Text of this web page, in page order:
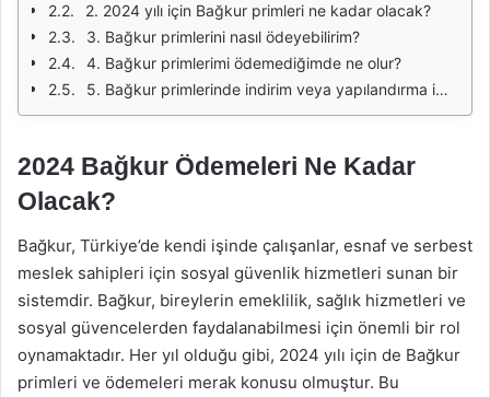
2. 2024 yılı için Bağkur primleri ne kadar olacak?
3. Bağkur primlerini nasıl ödeyebilirim?
4. Bağkur primlerimi ödemediğimde ne olur?
5. Bağkur primlerinde indirim veya yapılandırma imkanı var mı?
2024 Bağkur Ödemeleri Ne Kadar
Olacak?
Bağkur, Türkiye’de kendi işinde çalışanlar, esnaf ve serbest
meslek sahipleri için sosyal güvenlik hizmetleri sunan bir
sistemdir. Bağkur, bireylerin emeklilik, sağlık hizmetleri ve
sosyal güvencelerden faydalanabilmesi için önemli bir rol
oynamaktadır. Her yıl olduğu gibi, 2024 yılı için de Bağkur
primleri ve ödemeleri merak konusu olmuştur. Bu